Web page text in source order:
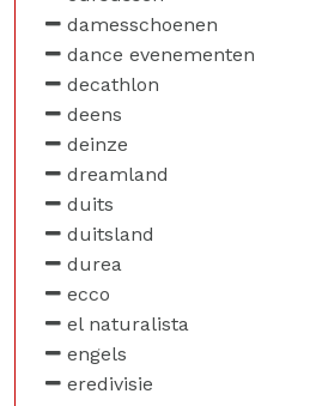
damesschoenen
dance evenementen
decathlon
deens
deinze
dreamland
duits
duitsland
durea
ecco
el naturalista
engels
eredivisie